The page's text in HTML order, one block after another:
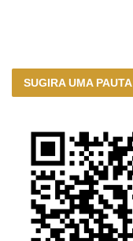
SUGIRA UMA PAUTA